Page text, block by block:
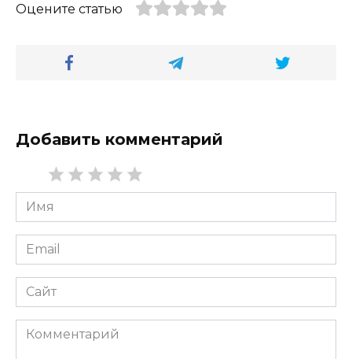
Оцените статью
Добавить комментарий
Имя
*
Email
*
Сайт
Комментарий